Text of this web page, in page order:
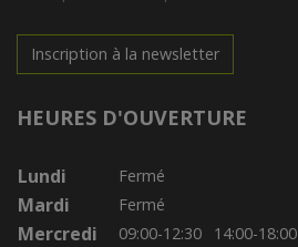
Inscription à la newsletter
HEURES D'OUVERTURE
Lundi Fermé
Mardi Fermé
Mercredi 09:00-12:30 14:00-18:00